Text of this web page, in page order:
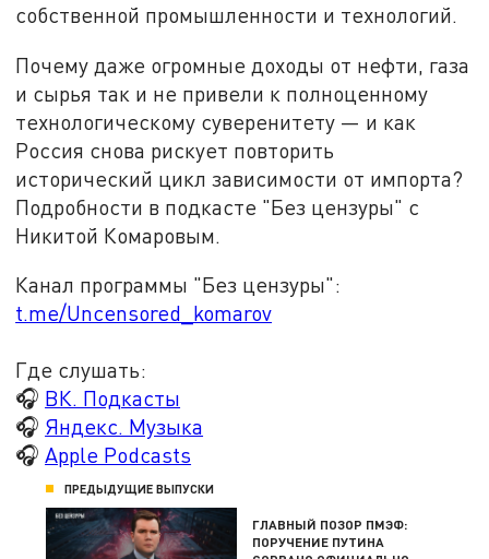
собственной промышленности и технологий.
Почему даже огромные доходы от нефти, газа
и сырья так и не привели к полноценному
технологическому суверенитету — и как
Россия снова рискует повторить
исторический цикл зависимости от импорта?
Подробности в подкасте "Без цензуры" с
Никитой Комаровым.
Канал программы "Без цензуры":
t.me/Uncensored_komarov
Где слушать:
🎧 ВК. Подкасты
🎧 Яндекс. Музыка
🎧Apple Podcasts
ПРЕДЫДУЩИЕ ВЫПУСКИ
ГЛАВНЫЙ ПОЗОР ПМЭФ:
ПОРУЧЕНИЕ ПУТИНА